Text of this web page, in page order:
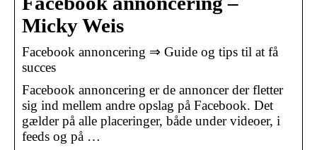
Micky Weis
Facebook annoncering ⇒ Guide og tips til at få
succes
Facebook annoncering er de annoncer der fletter
sig ind mellem andre opslag på Facebook. Det
gælder på alle placeringer, både under videoer, i
feeds og på …